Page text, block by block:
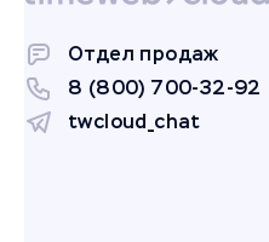
Отдел продаж
8 (800) 700-32-92
twcloud_chat